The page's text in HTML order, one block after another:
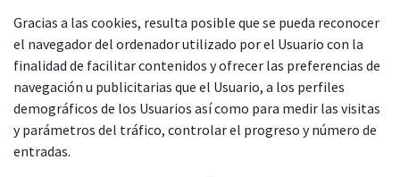
Gracias a las cookies, resulta posible que se pueda reconocer
el navegador del ordenador utilizado por el Usuario con la
finalidad de facilitar contenidos y ofrecer las preferencias de
navegación u publicitarias que el Usuario, a los perfiles
demográficos de los Usuarios así como para medir las visitas
y parámetros del tráfico, controlar el progreso y número de
entradas.